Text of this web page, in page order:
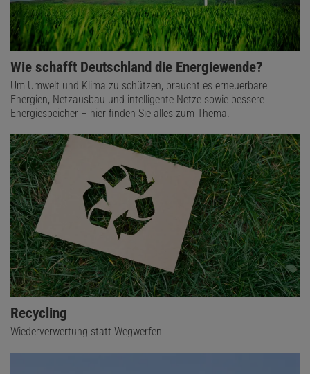
Wie schafft Deutschland die Energiewende?
Um Umwelt und Klima zu schützen, braucht es erneuerbare
Energien, Netzausbau und intelligente Netze sowie bessere
Energiespeicher – hier finden Sie alles zum Thema.
Recycling
Wiederverwertung statt Wegwerfen